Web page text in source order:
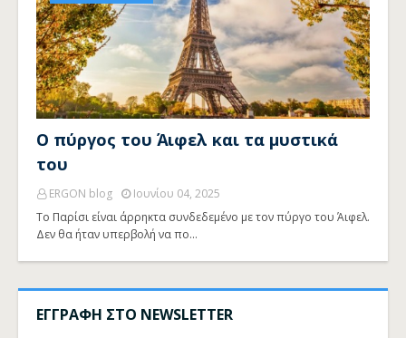
Ο πύργος του Άιφελ και τα μυστικά
του
ERGON blog
Ιουνίου 04, 2025
Το Παρίσι είναι άρρηκτα συνδεδεμένο με τον πύργο του Άιφελ.
Δεν θα ήταν υπερβολή να πο…
ΕΓΓΡΑΦΗ ΣΤΟ NEWSLETTER